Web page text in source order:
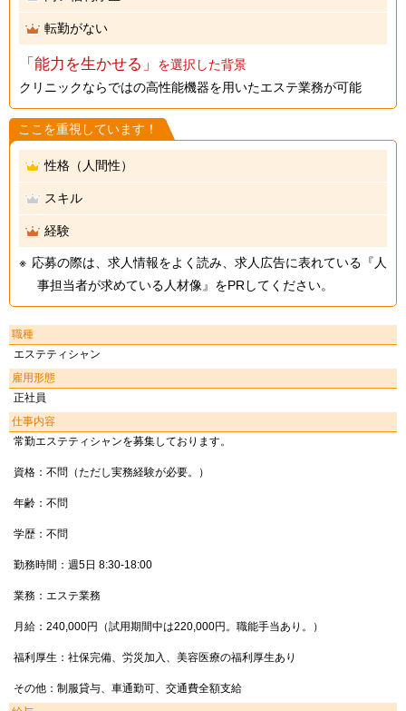
転勤がない
「能力を生かせる」
を選択した背景
クリニックならではの高性能機器を用いたエステ業務が可能
ここを重視しています！
性格（人間性）
スキル
経験
応募の際は、求人情報をよく読み、求人広告に表れている『人
事担当者が求めている人材像』をPRしてください。
職種
エステティシャン
雇用形態
正社員
仕事内容
常勤エステティシャンを募集しております。
資格：不問（ただし実務経験が必要。）
年齢：不問
学歴：不問
勤務時間：週5日 8:30-18:00
業務：エステ業務
月給：240,000円（試用期間中は220,000円。職能手当あり。）
福利厚生：社保完備、労災加入、美容医療の福利厚生あり
その他：制服貸与、車通勤可、交通費全額支給